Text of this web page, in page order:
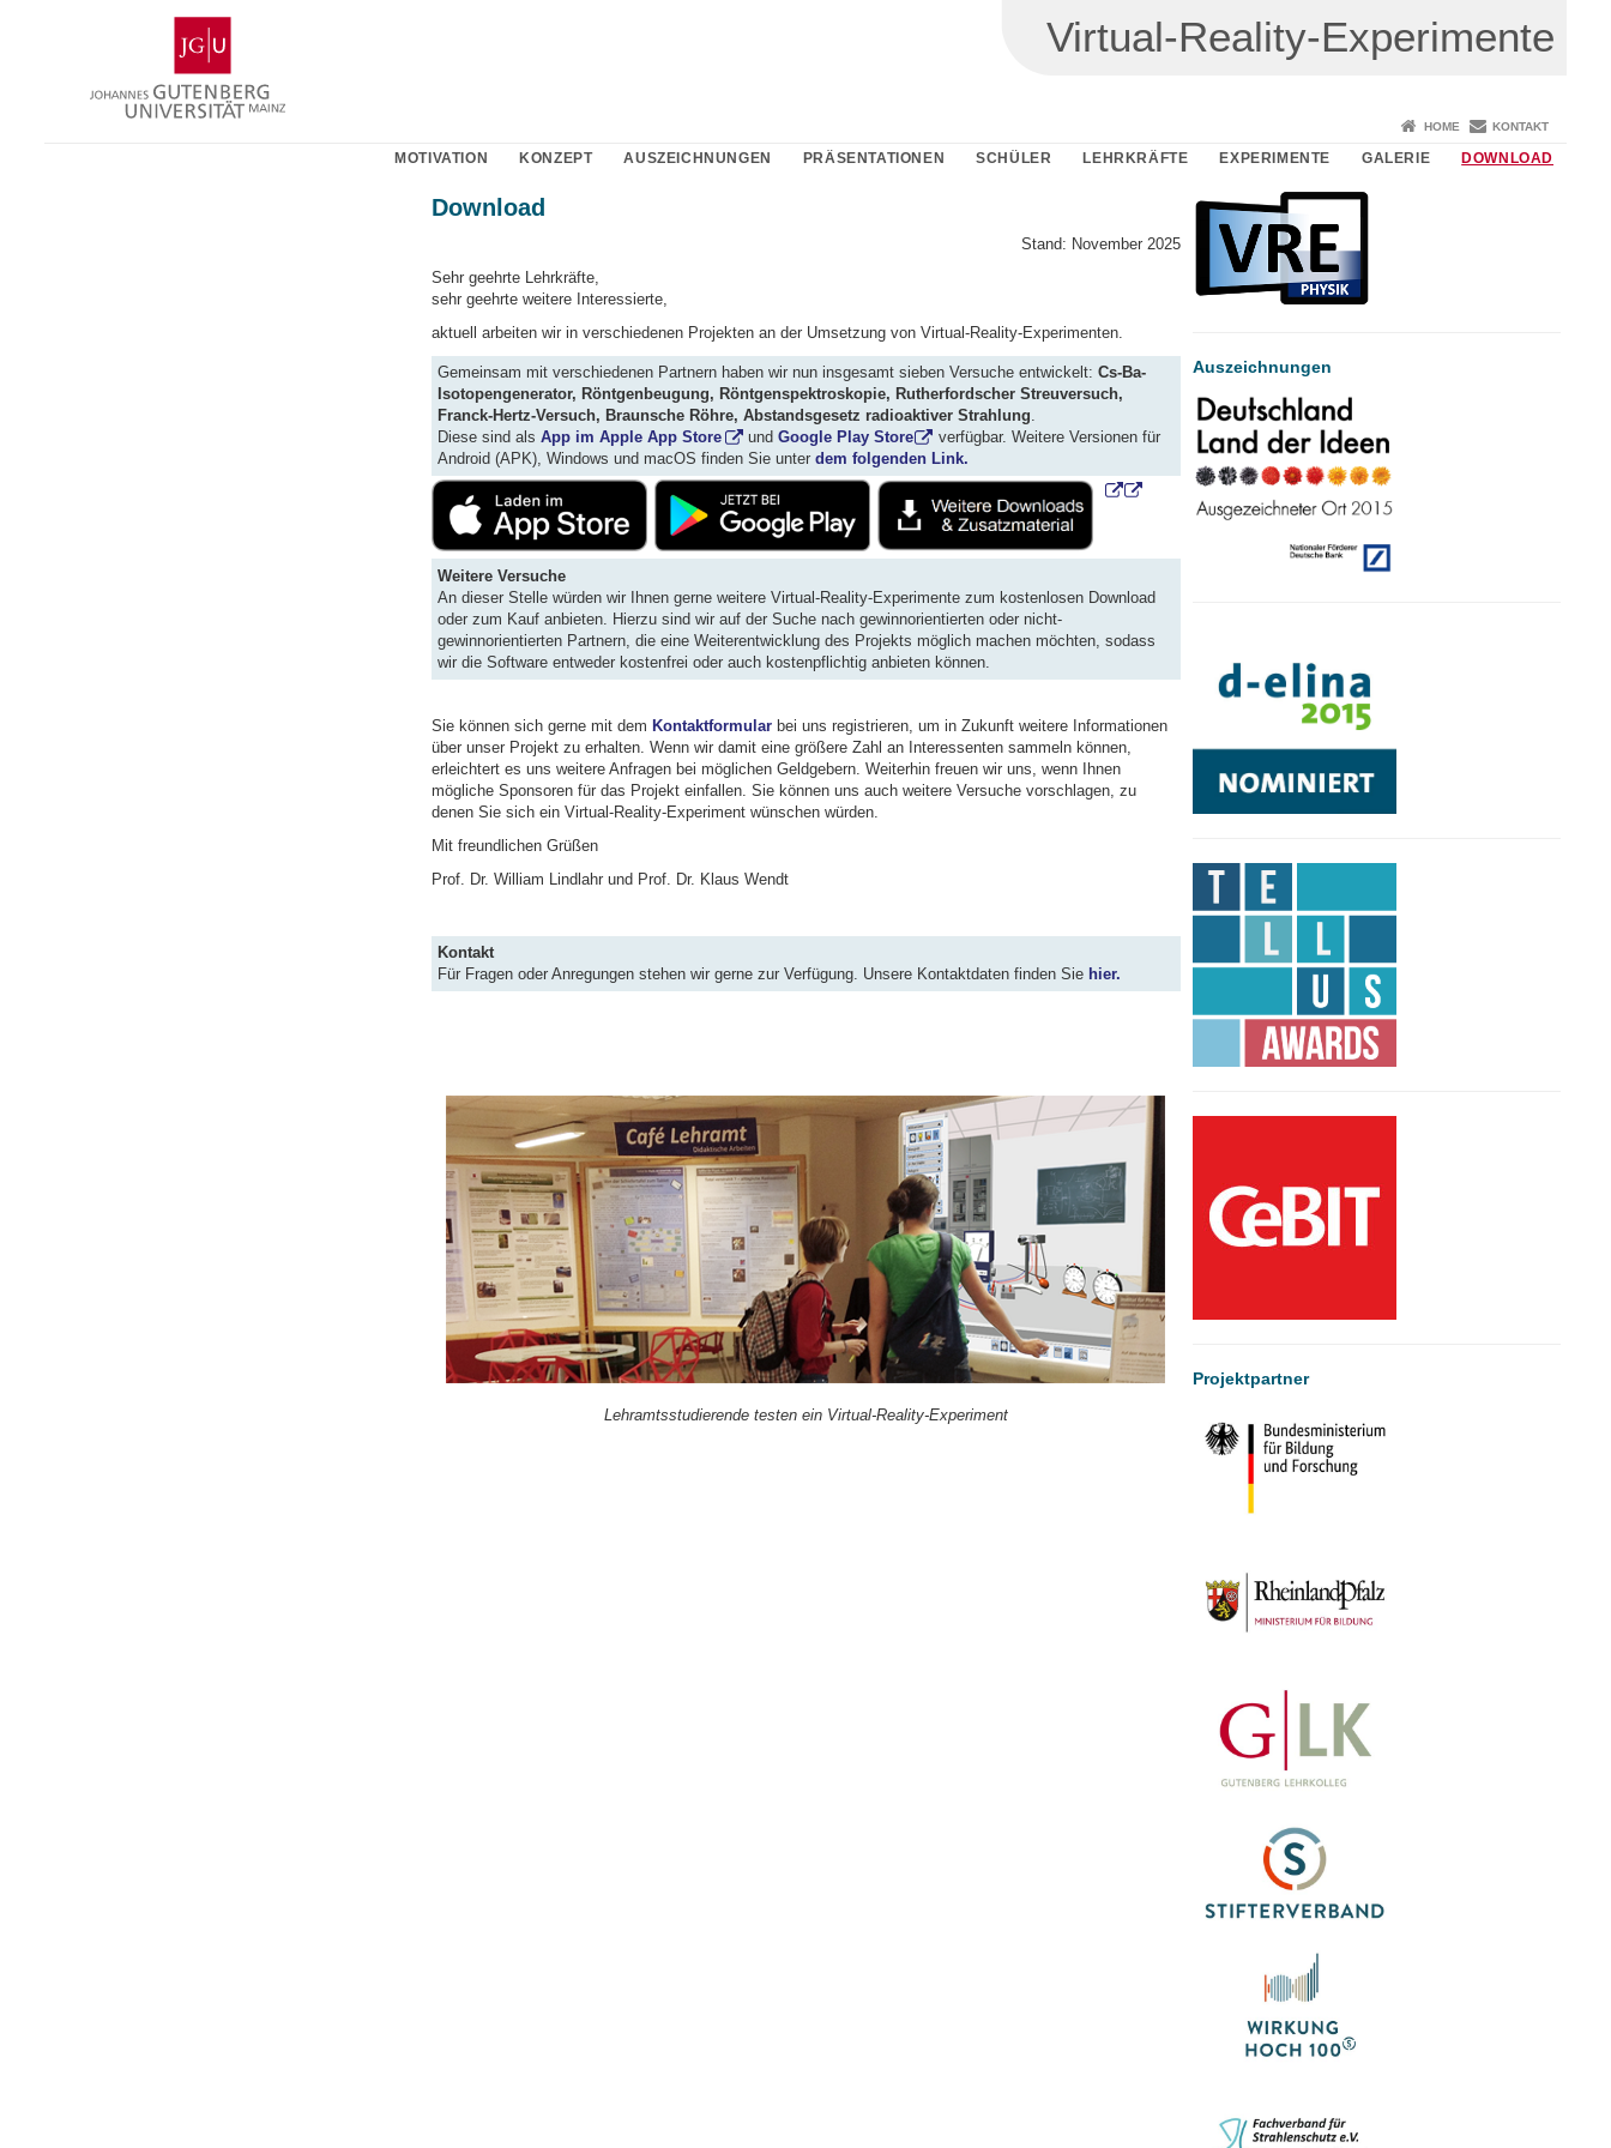
Gutenberg-
Universität
Mainz
Virtual-Reality-Experimente
HOME KONTAKT
MOTIVATION KONZEPT AUSZEICHNUNGEN PRÄSENTATIONEN SCHÜLER LEHRKRÄFTE EXPERIMENTE GALERIE DOWNLOAD
Download
Stand: November 2025
Sehr geehrte Lehrkräfte,
sehr geehrte weitere Interessierte,
aktuell arbeiten wir in verschiedenen Projekten an der Umsetzung von Virtual-Reality-Experimenten.
Gemeinsam mit verschiedenen Partnern haben wir nun insgesamt sieben Versuche entwickelt: Cs-Ba-
Isotopengenerator, Röntgenbeugung, Röntgenspektroskopie, Rutherfordscher Streuversuch,
Franck-Hertz-Versuch, Braunsche Röhre, Abstandsgesetz radioaktiver Strahlung
Diese sind als App im Apple App Store und Google Play Store
verfügbar. Weitere Versionen für
Android (APK), Windows und macOS finden Sie unter dem folgenden Link.
Weitere Versuche
An dieser Stelle würden wir Ihnen gerne weitere Virtual-Reality-Experimente zum kostenlosen Download
oder zum Kauf anbieten. Hierzu sind wir auf der Suche nach gewinnorientierten oder nicht-
gewinnorientierten Partnern, die eine Weiterentwicklung des Projekts möglich machen möchten, sodass
wir die Software entweder kostenfrei oder auch kostenpflichtig anbieten können.
Sie können sich gerne mit dem Kontaktformularbei uns registrieren, um in Zukunft weitere Informationen
über unser Projekt zu erhalten. Wenn wir damit eine größere Zahl an Interessenten sammeln können,
erleichtert es uns weitere Anfragen bei möglichen Geldgebern. Weiterhin freuen wir uns, wenn Ihnen
mögliche Sponsoren für das Projekt einfallen. Sie können uns auch weitere Versuche vorschlagen, zu
denen Sie sich ein Virtual-Reality-Experiment wünschen würden.
Mit freundlichen Grüßen
Prof. Dr. William Lindlahr und Prof. Dr. Klaus Wendt
Kontakt
Für Fragen oder Anregungen stehen wir gerne zur Verfügung. Unsere Kontaktdaten finden Sie hier.
Lehramtsstudierende testen ein Virtual-Reality-Experiment
Auszeichnungen
Projektpartner